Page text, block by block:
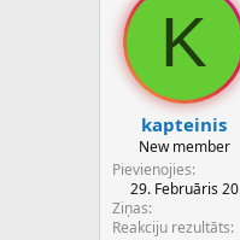
K
kapteinis
New member
Pievienojies
29. Februāris
Ziņas
Reakciju rezultāts